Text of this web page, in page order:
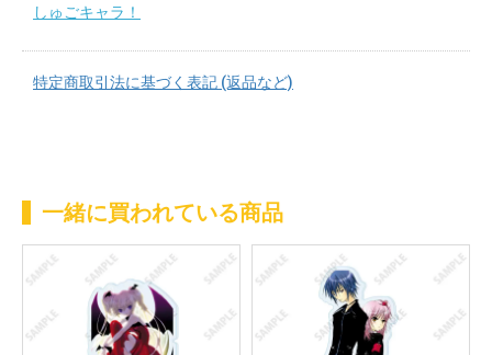
しゅごキャラ！
特定商取引法に基づく表記 (返品など)
一緒に買われている商品